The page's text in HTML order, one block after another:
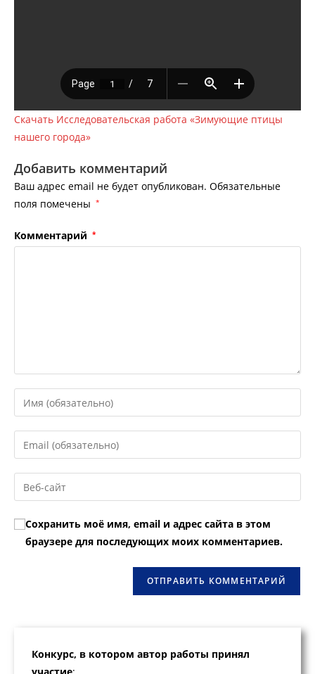
Скачать Исследовательская работа «Зимующие птицы
нашего города»
Добавить комментарий
Ваш адрес email не будет опубликован. Обязательные
поля помечены *
Комментарий *
Введите
свое
имя
или
пользователя,
чтобы
прокомментировать
Введите
свой
email-
адрес,
прокомментировать
Введите
URL
вашего
веб-
сайта
Сохранить моё имя, email и адрес сайта в этом
браузере для последующих моих комментариев.
Конкурс, в котором автор работы принял